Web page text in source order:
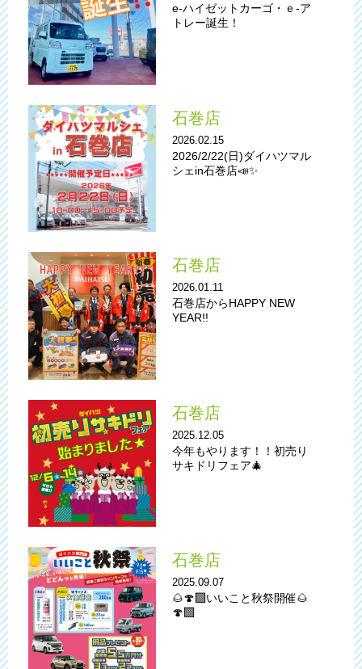
e-ハイゼットカーゴ・ｅ-ア
トレー誕生！
石巻店
2026.02.15
2026/2/22(日)ダイハツマル
シェin石巻店📣✨
石巻店
2026.01.11
石巻店からHAPPY NEW
YEAR!!
石巻店
2025.12.05
今年もやります！！初売り
サキドリフェア🎄
石巻店
2025.09.07
🌰🍄‍🟫いいこと秋祭開催🌰
🍄‍🟫